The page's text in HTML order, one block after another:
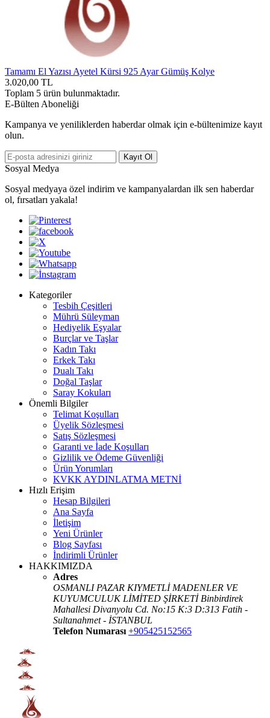
Tamamı El Yazısı Ayetel Kürsi 925 Ayar Gümüş Kolye
3.020,00 TL
Toplam 5 ürün bulunmaktadır.
E-Bülten Aboneliği
Kampanya ve yeniliklerden haberdar olmak için e-bültenimize kayıt
olun.
Kayıt Ol
Sosyal Medya
Sosyal medyaya özel indirim ve kampanyalardan ilk sen haberdar
ol, fırsatları yakala!
Kategoriler
Tesbih Çeşitleri
Mührü Süleyman
Hediyelik Eşyalar
Burçlar ve Taşlar
Kadın Takı
Erkek Takı
Dualı Takı
Doğal Taşlar
Saray Kokuları
Önemli Bilgiler
Telimat Koşulları
Üyelik Sözleşmesi
Satış Sözleşmesi
Garanti ve İade Koşulları
Gizlilik ve Ödeme Güvenliği
Ürün Yorumları
KVKK AYDINLATMA METNİ
Hızlı Erişim
Hesap Bilgileri
Ana Sayfa
İletişim
Yeni Ürünler
Blog Sayfası
İndirimli Ürünler
HAKKIMIZDA
Adres
OSMANLI PAZAR KIYMETLİ MADENLER VE
KUYUMCULUK LİMİTED ŞİRKETİ Binbirdirek
Mahallesi Divanyolu Cd. No:15 K:3 D:313 Fatih -
Sultanahmet - İSTANBUL
Telefon Numarası +905425152565